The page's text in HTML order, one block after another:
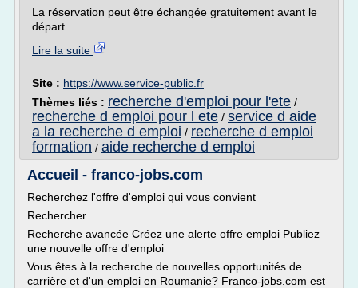
La réservation peut être échangée gratuitement avant le
départ...
Lire la suite
Site : https://www.service-public.fr
Thèmes liés : recherche d'emploi pour l'ete /
recherche d emploi pour l ete / service d aide
a la recherche d emploi / recherche d emploi
formation / aide recherche d emploi
Accueil - franco-jobs.com
Recherchez l'offre d'emploi qui vous convient
Rechercher
Recherche avancée Créez une alerte offre emploi Publiez
une nouvelle offre d'emploi
Vous êtes à la recherche de nouvelles opportunités de
carrière et d'un emploi en Roumanie? Franco-jobs.com est